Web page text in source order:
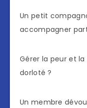
Un petit
accompagner
Gérer la peur et
dorloté ?
Un membre